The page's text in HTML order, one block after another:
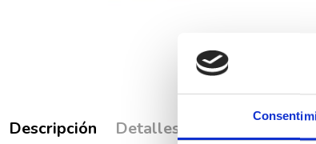
Descripción Detalles del producto